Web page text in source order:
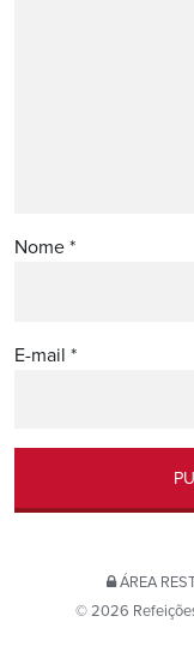
Nome *
E-mail *
ÁREA
© 2026